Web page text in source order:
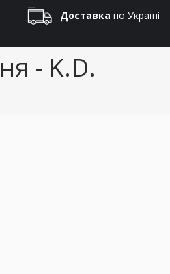
Доставка по Україні
- K.D.